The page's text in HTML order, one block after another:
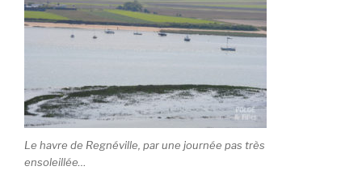
Le havre de Regnéville, par une journée pas très
ensoleillée…